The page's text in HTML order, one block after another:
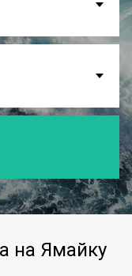
на Ямайку